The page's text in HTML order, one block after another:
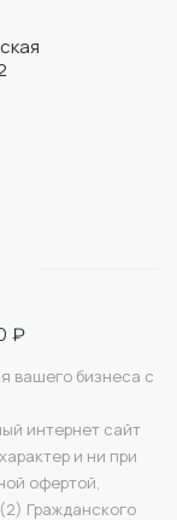
₽
вашего бизнеса с
интернет сайт
и ни при
офертой,
Гражданского